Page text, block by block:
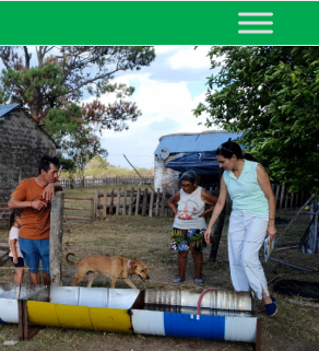
DE EDUCACIÓN